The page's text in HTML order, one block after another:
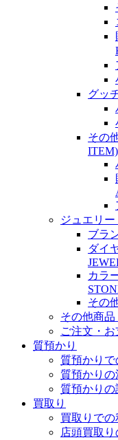
グッ
その
ITEM)
ジュエリー
ブラ
ダイ
カラ
その
その他商品
ご注文・
質預かり
質預かりで
質預かりの
質預かり
買取り
買取りでの
店頭買取